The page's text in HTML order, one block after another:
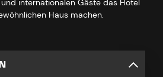
internationalen Gäste das Hotel
Haus machen.